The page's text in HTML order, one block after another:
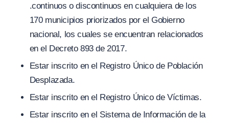
.continuos o discontinuos en cualquiera de los
170 municipios priorizados por el Gobierno
nacional, los cuales se encuentran relacionados
en el Decreto 893 de 2017.
Estar inscrito en el Registro Único de Población
Desplazada.
Estar inscrito en el Registro Único de Víctimas.
Estar inscrito en el Sistema de Información de la